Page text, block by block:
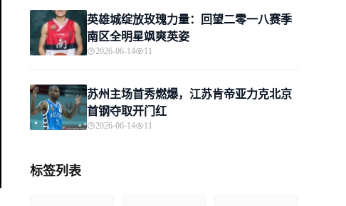
英雄城绽放玫瑰力量：回望二零一八赛季
南区全明星飒爽英姿
2026-06-14 11
苏州主场首秀燃爆，江苏肯帝亚力克北京
首钢夺取开门红
2026-06-14 11
标签列表